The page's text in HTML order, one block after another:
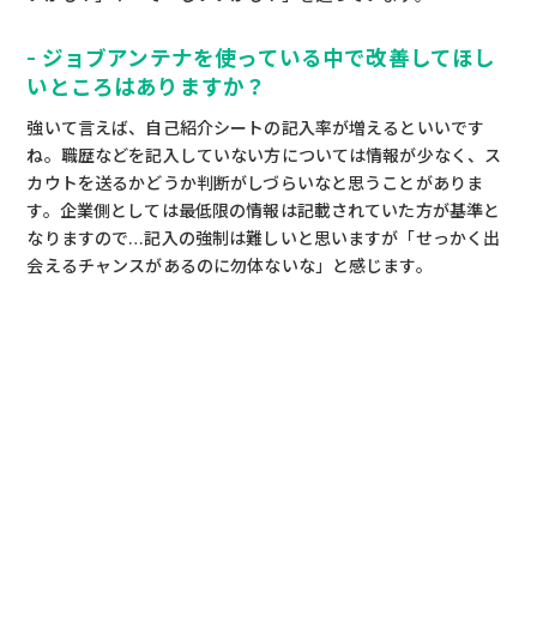
- ジョブアンテナを使っている中で改善してほし
いところはありますか？
強いて言えば、自己紹介シートの記入率が増えるといいです
ね。職歴などを記入していない方については情報が少なく、ス
カウトを送るかどうか判断がしづらいなと思うことがありま
す。企業側としては最低限の情報は記載されていた方が基準と
なりますので…記入の強制は難しいと思いますが「せっかく出
会えるチャンスがあるのに勿体ないな」と感じます。